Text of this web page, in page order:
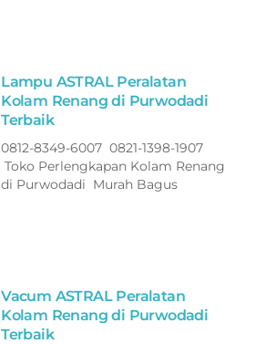
Lampu ASTRAL Peralatan
Kolam Renang di Purwodadi
Terbaik
0812-8349-6007 0821-1398-1907
Toko Perlengkapan Kolam Renang
di Purwodadi Murah Bagus
Vacum ASTRAL Peralatan
Kolam Renang di Purwodadi
Terbaik